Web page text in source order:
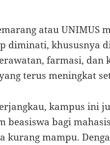
atau UNIMUS
diminati, khususnya
farmasi, dan
terus meningkat
kampus ini
beasiswa bagi
kurang mampu.